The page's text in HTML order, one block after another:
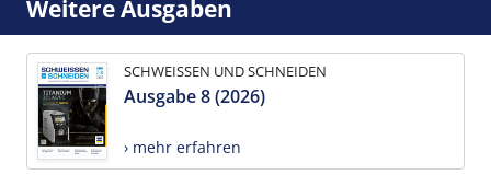
Weitere Ausgaben
SCHWEISSEN UND SCHNEIDEN
Ausgabe 8 (2026)
› mehr erfahren